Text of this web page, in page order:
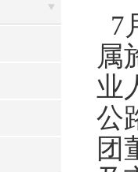
7
属
业
公
团